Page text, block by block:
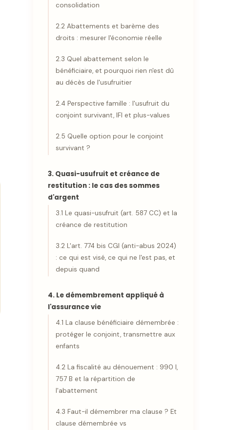
consolidation
2.2 Abattements et barème des
droits : mesurer l'économie réelle
2.3 Quel abattement selon le
bénéficiaire, et pourquoi rien n'est dû
au décès de l'usufruitier
2.4 Perspective famille : l'usufruit du
conjoint survivant, IFI et plus-values
2.5 Quelle option pour le conjoint
survivant ?
3. Quasi-usufruit et créance de
restitution : le cas des sommes
d'argent
3.1 Le quasi-usufruit (art. 587 CC) et la
créance de restitution
3.2 L'art. 774 bis CGI (anti-abus 2024)
: ce qui est visé, ce qui ne l'est pas, et
depuis quand
4. Le démembrement appliqué à
l'assurance vie
4.1 La clause bénéficiaire démembrée :
protéger le conjoint, transmettre aux
enfants
4.2 La fiscalité au dénouement : 990 I,
757 B et la répartition de
l'abattement
4.3 Faut-il démembrer ma clause ? Et
clause démembrée vs